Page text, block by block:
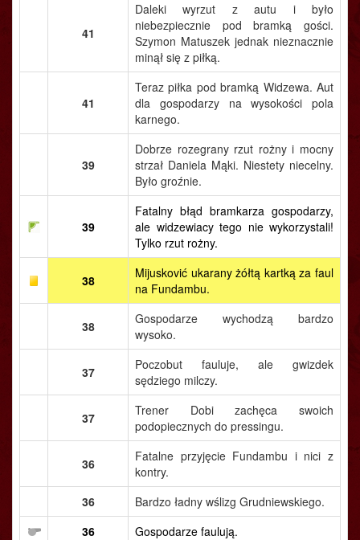
41
Daleki wyrzut z autu i było
niebezpiecznie pod bramką gości.
Szymon Matuszek jednak nieznacznie
minął się z piłką.
41
Teraz piłka pod bramką Widzewa. Aut
dla gospodarzy na wysokości pola
karnego.
39
Dobrze rozegrany rzut rożny i mocny
strzał Daniela Mąki. Niestety niecelny.
Było groźnie.
39
Fatalny błąd bramkarza gospodarzy,
ale widzewiacy tego nie wykorzystali!
Tylko rzut rożny.
38
Mijusković ukarany żółtą kartką za faul
na Fundambu.
38
Gospodarze wychodzą bardzo
wysoko.
37
Poczobut fauluje, ale gwizdek
sędziego milczy.
37
Trener Dobi zachęca swoich
podopiecznych do pressingu.
36
Fatalne przyjęcie Fundambu i nici z
kontry.
36
Bardzo ładny wślizg Grudniewskiego.
36
Gospodarze faulują.